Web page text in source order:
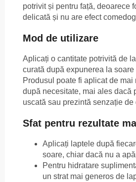
potrivit și pentru față, deoarece
delicată și nu are efect
Mod de utilizare
Aplicați o cantitate potrivită de
curată după expunerea la soare
Produsul poate fi aplicat de mai
după necesitate, mai ales dacă
uscată sau prezintă senzație de
Sfat pentru rezultate
Aplicați laptele după
soare, chiar dacă nu a
Pentru hidratare
un strat mai generos de